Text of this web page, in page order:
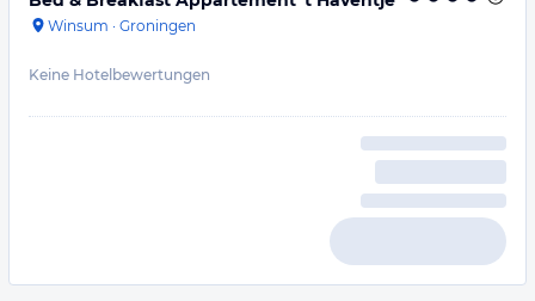
Winsum · Groningen
Keine Hotelbewertungen